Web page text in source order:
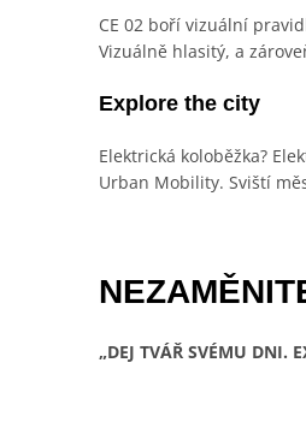
CE 02 boří vizuální
Vizuálně hlasitý, a
Explore the city
Elektrická koloběžka?
Urban Mobility. Sviští
„DEJ TVÁŘ SVÉMU DNI.